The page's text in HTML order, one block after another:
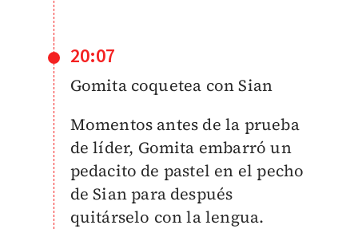
20:07
Gomita coquetea con Sian
Momentos antes de la prueba
de líder, Gomita embarró un
pedacito de pastel en el pecho
de Sian para después
quitárselo con la lengua.